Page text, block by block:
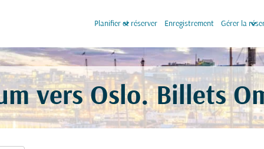
Planifier et réserver
keyboard_arrow_down Enregistrement Gérer la keyboard_arrow_down
vers Oslo. Billets